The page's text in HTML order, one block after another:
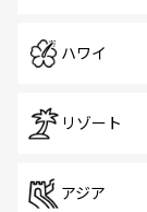
ハワイ
リゾート
アジア